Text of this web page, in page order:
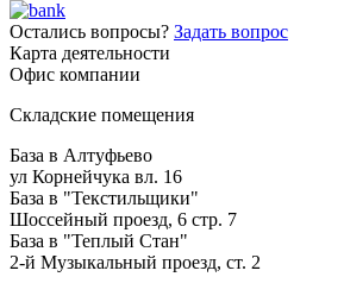
Остались вопросы? Задать вопрос
Карта деятельности
Офис компании
Складские помещения
База в Алтуфьево
ул Корнейчука вл. 16
База в "Текстильщики"
Шоссейный проезд, 6 стр. 7
База в "Теплый Стан"
2-й Музыкальный проезд, ст. 2